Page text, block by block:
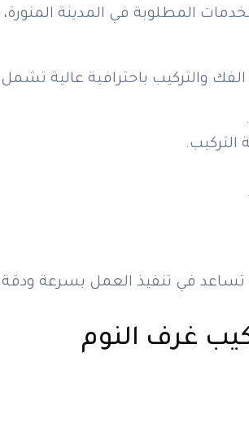
المطلوبة في المدينة
والتركيب باحترافية عالية
في تنفيذ العمل بسرعة ودقة
غرف النوم